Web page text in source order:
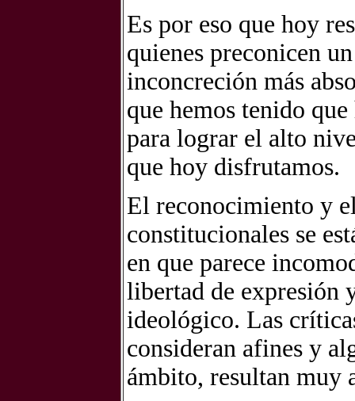
Es por eso que hoy
quienes preconicen
inconcreción más
que hemos tenido
para lograr el alto
que hoy disfrutamos.
El reconocimiento y
constitucionales se
en que parece
libertad de expresión
ideológico. Las
consideran afines y
ámbito, resultan muy